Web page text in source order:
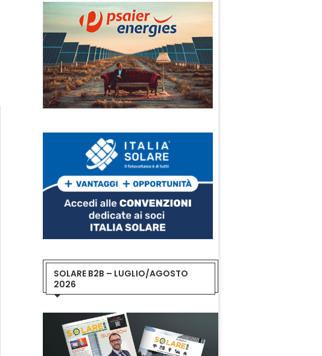
SOLARE B2B – LUGLIO/AGOSTO
2026